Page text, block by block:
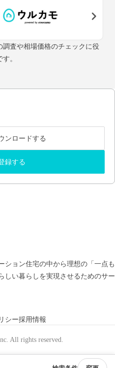
査や相場価格のチェックに役
。
ンロードする
録する
ション住宅の中から理想の「一点も
しい暮らしを実現させるためのサー
シー採用情報
All rights reserved.